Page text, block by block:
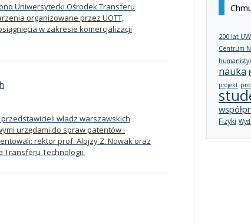
Uniwersytecki Ośrodek Transferu
organizowane przez UOTT,
w zakresie komercjalizacji
władz warszawskich
urzędami do spraw patentów i
rektor prof. Alojzy Z. Nowak oraz
Transferu Technologii.
200 lat UW
Centrum
nauka
projekt
Fizyki